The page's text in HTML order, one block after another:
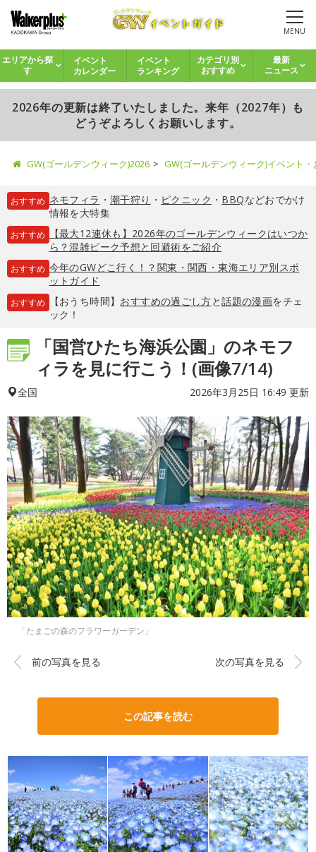
MENU
エリアから探
す
イベント
カレンダー
イベント
ランキング
カテゴリ別
おすすめ
最新
ニュース
2026年の更新は終了いたしました。来年（2027年）も
どうぞよろしくお願いします。
GW(ゴールデンウィーク)2026 GW(ゴールデンウィーク)イベント
おすすめ ネモフィラ ・ 潮干狩り ・ ピクニック ・ BBQなどおでかけ
情報を大特集
おすすめ
【最大12連休も】2026年のゴールデンウィークはいつか
ら？混雑ピーク予想と回避術をご紹介
おすすめ 今年のGWどこ行く！？関東・関西・東海エリア別スポ
ットガイド
おすすめ 【おうち時間】 おすすめの過ごし方と話題の漫画をチェ
ック！
「国営ひたち海浜公園」のネモフ
ィラを見に行こう！(画像7/14)
全国 2026年3月25日 16:49 更新
「たまごの森のフラワーガーデン」
前の写真を見る 次の写真を見る
この記事を読む